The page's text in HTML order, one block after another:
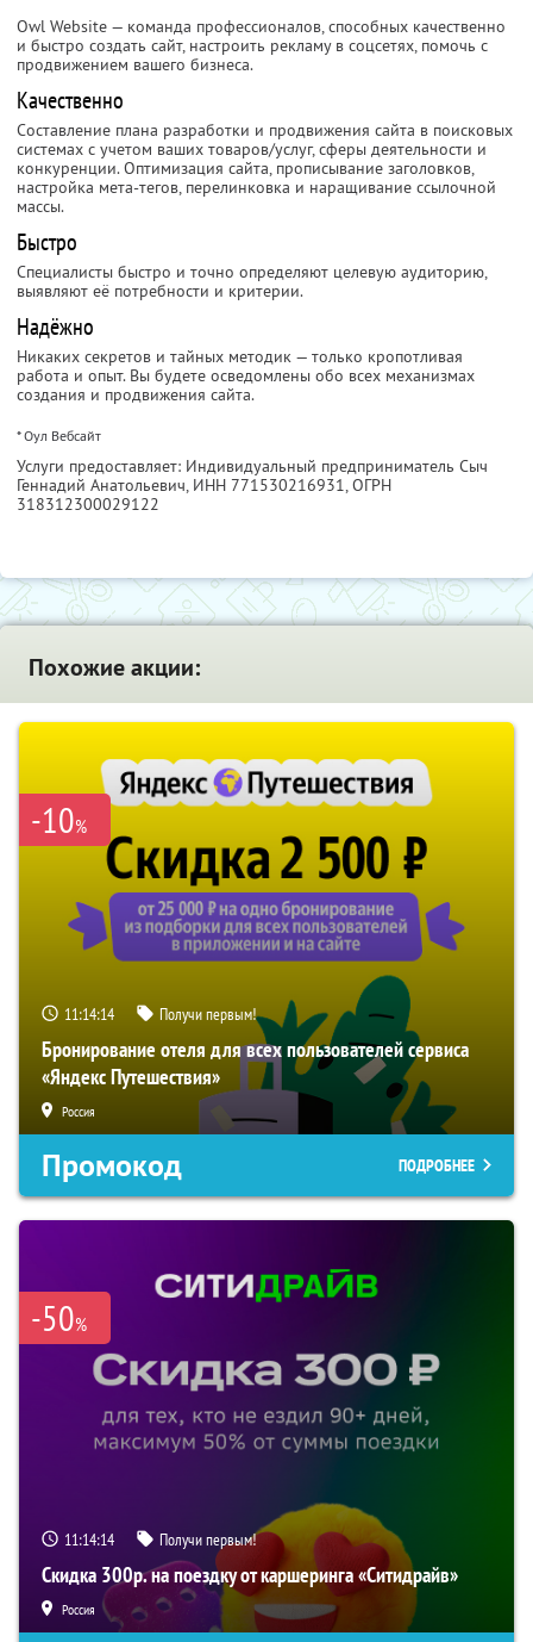
Owl Website — команда профессионалов, способных качественно
и быстро создать сайт, настроить рекламу в соцсетях, помочь с
продвижением вашего бизнеса.
Качественно
Составление плана разработки и продвижения сайта в поисковых
системах с учетом ваших товаров/услуг, сферы деятельности и
конкуренции. Оптимизация сайта, прописывание заголовков,
настройка мета-тегов, перелинковка и наращивание ссылочной
массы.
Быстро
Специалисты быстро и точно определяют целевую аудиторию,
выявляют её потребности и критерии.
Надёжно
Никаких секретов и тайных методик — только кропотливая
работа и опыт. Вы будете осведомлены обо всех механизмах
создания и продвижения сайта.
* Оул Вебсайт
Услуги предоставляет: Индивидуальный предприниматель Сыч
Геннадий Анатольевич, ИНН 771530216931, ОГРН
318312300029122
Похожие акции:
-10%
11:14:13 Получи первым!
Бронирование отеля для всех пользователей сервиса
«Яндекс Путешествия»
Россия
Промокод ПОДРОБНЕЕ
-50%
11:14:13 Получи первым!
Скидка 300р. на поездку от каршеринга «Ситидрайв»
Россия